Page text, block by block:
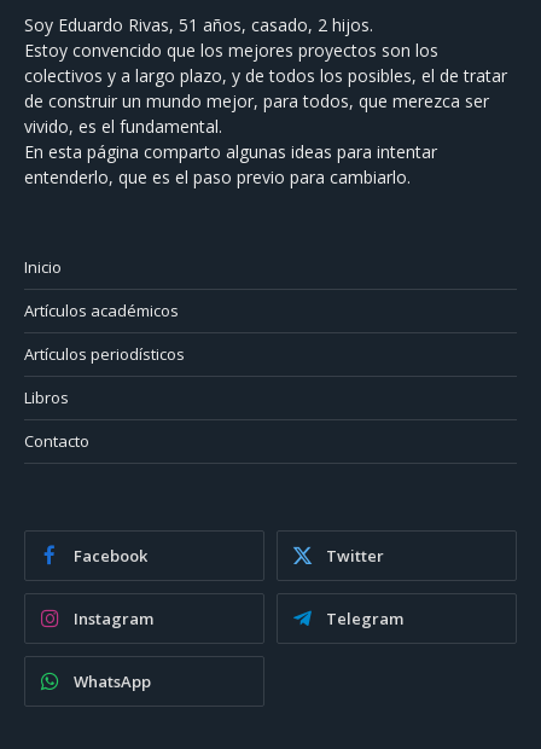
Soy Eduardo Rivas, 51 años, casado, 2 hijos.
Estoy convencido que los mejores proyectos son los
colectivos y a largo plazo, y de todos los posibles, el de tratar
de construir un mundo mejor, para todos, que merezca ser
vivido, es el fundamental.
En esta página comparto algunas ideas para intentar
entenderlo, que es el paso previo para cambiarlo.
Inicio
Artículos académicos
Artículos periodísticos
Libros
Contacto
Facebook Twitter
Instagram Telegram
WhatsApp